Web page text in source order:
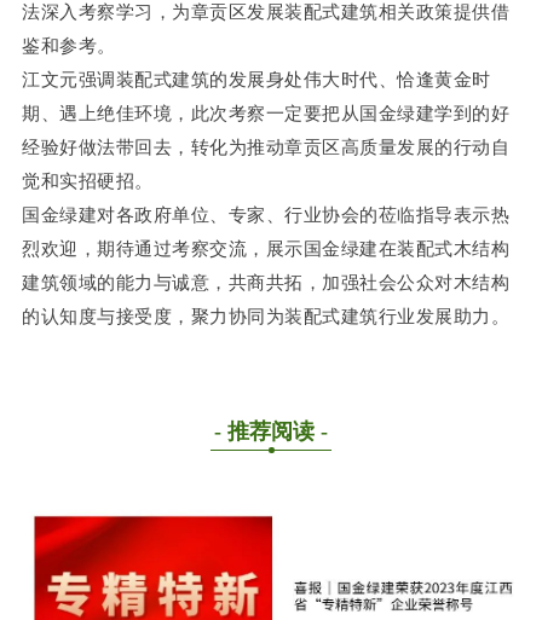
法深入考察学习，为章贡区发展装配式建筑相关政策提供借
鉴和参考。
江文元强调装配式建筑的发展身处伟大时代、恰逢黄金时
期、遇上绝佳环境，此次考察一定要把从国金绿建学到的好
经验好做法带回去，转化为推动章贡区高质量发展的行动自
觉和实招硬招。
国金绿建对各政府单位、专家、行业协会的莅临指导表示热
烈欢迎，期待通过考察交流，展示国金绿建在装配式木结构
建筑领域的能力与诚意，共商共拓，加强社会公众对木结构
的认知度与接受度，聚力协同为装配式建筑行业发展助力。
- 推荐阅读 -